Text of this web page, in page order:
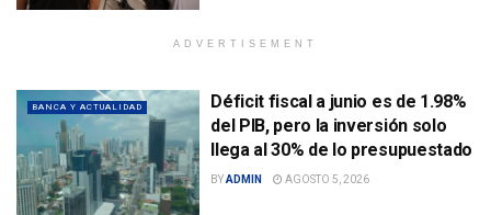
ADVERTISEMENT
BANCA Y ACTUALIDAD
Déficit fiscal a junio es de 1.98%
del PIB, pero la inversión solo
llega al 30% de lo presupuestado
BYADMIN AGOSTO 5, 2026